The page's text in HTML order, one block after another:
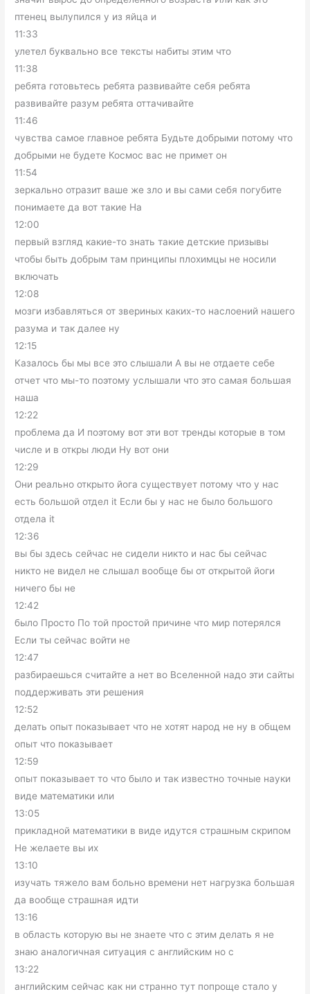
птенец вылупился у из яйца и
11:33
улетел буквально все тексты набиты этим что
11:38
ребята готовьтесь ребята развивайте себя ребята
развивайте разум ребята оттачивайте
11:46
чувства самое главное ребята Будьте добрыми потому что
добрыми не будете Космос вас не примет он
11:54
зеркально отразит ваше же зло и вы сами себя погубите
понимаете да вот такие На
12:00
первый взгляд какие-то знать такие детские призывы
чтобы быть добрым там принципы плохимцы не носили
включать
12:08
мозги избавляться от звериных каких-то наслоений нашего
разума и так далее ну
12:15
Казалось бы мы все это слышали А вы не отдаете себе
отчет что мы-то поэтому услышали что это самая большая
наша
12:22
проблема да И поэтому вот эти вот тренды которые в том
числе и в откры люди Ну вот они
12:29
Они реально открыто йога существует потому что у нас
есть большой отдел it Если бы у нас не было большого
отдела it
12:36
вы бы здесь сейчас не сидели никто и нас бы сейчас
никто не видел не слышал вообще бы от открытой йоги
ничего бы не
12:42
было Просто По той простой причине что мир потерялся
Если ты сейчас войти не
12:47
разбираешься считайте а нет во Вселенной надо эти сайты
поддерживать эти решения
12:52
делать опыт показывает что не хотят народ не ну в общем
опыт что показывает
12:59
опыт показывает то что было и так известно точные науки
виде математики или
13:05
прикладной математики в виде идутся страшным скрипом
Не желаете вы их
13:10
изучать тяжело вам больно времени нет нагрузка большая
да вообще страшная идти
13:16
в область которую вы не знаете что с этим делать я не
знаю аналогичная ситуация с английским но с
13:22
английским сейчас как ни странно тут попроще стало у